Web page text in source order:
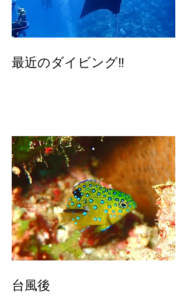
最近のダイビング‼️
台風後